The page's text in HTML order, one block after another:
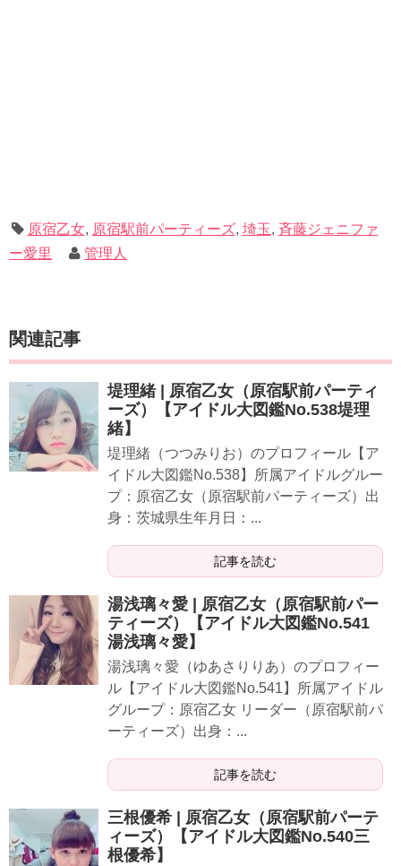
原宿乙女, 原宿駅前パーティーズ, 埼玉, 斉藤ジェニファ
ー愛里
管理人
関連記事
堤理緒 | 原宿乙女（原宿駅前パーティ
ーズ）【アイドル大図鑑No.538堤理
緒】
堤理緒（つつみりお）のプロフィール【ア
イドル大図鑑No.538】所属アイドルグルー
プ：原宿乙女（原宿駅前パーティーズ）出
身：茨城県生年月日：...
記事を読む
湯浅璃々愛 | 原宿乙女（原宿駅前パー
ティーズ）【アイドル大図鑑No.541
湯浅璃々愛】
湯浅璃々愛（ゆあさりりあ）のプロフィー
ル【アイドル大図鑑No.541】所属アイドル
グループ：原宿乙女 リーダー（原宿駅前パ
ーティーズ）出身：...
記事を読む
三根優希 | 原宿乙女（原宿駅前パーテ
ィーズ）【アイドル大図鑑No.540三
根優希】